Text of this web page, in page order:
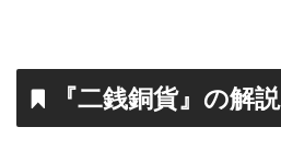
『二銭銅貨』の解説